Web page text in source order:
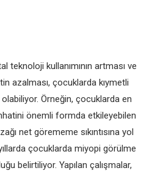
teknoloji kullanımının artması ve
azalması, çocuklarda kıymetli
olabiliyor. Örneğin, çocuklarda en
önemli formda etkileyebilen
net görememe sıkıntısına yol
çocuklarda miyopi görülme
belirtiliyor. Yapılan çalışmalar,